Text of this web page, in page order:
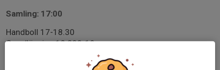
Samling: 17:00
Handboll 17-18.30
Gym/löpning 18.200-19